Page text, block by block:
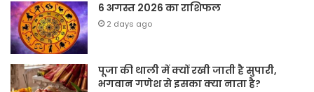
6 अगस्त 2026 का राशिफल
2 days ago
पूजा की थाली में क्यों रखी जाती है सुपारी,
भगवान गणेश से इसका क्या नाता है?